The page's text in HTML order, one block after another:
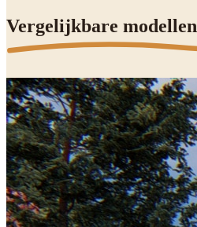
Vergelijkbare modellen